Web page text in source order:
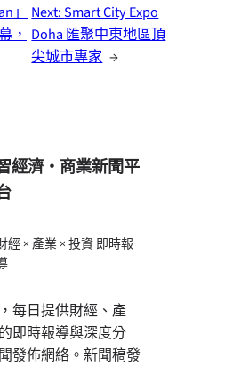
」
，
Next:Smart City Expo
Doha 匯聚中東地區頂
尖城市專家 →
經濟・商業新聞平
經 × 產業 × 投資 即時報
每日提供財經、產
即時報導與深度分
發佈網絡。新聞稿發